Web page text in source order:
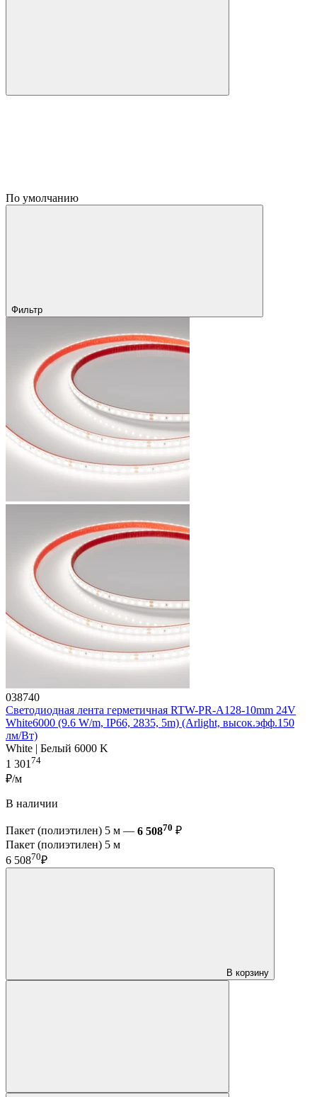
По умолчанию
Фильтр
038740
Светодиодная лента герметичная RTW-PR-A128-10mm 24V
White6000 (9.6 W/m, IP66, 2835, 5m) (Arlight, высок.эфф.150
лм/Вт)
White | Белый 6000 K
1 30174
₽/м
В наличии
Пакет (полиэтилен) 5 м — 6 50870 ₽
Пакет (полиэтилен) 5 м
6 50870₽
В корзину